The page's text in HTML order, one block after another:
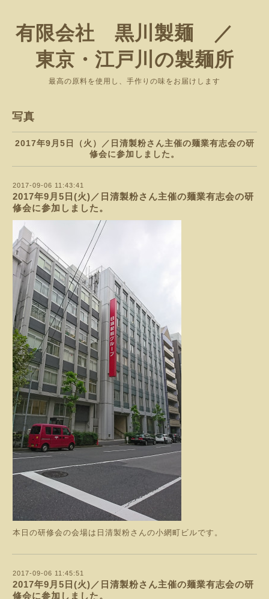
有限会社 黒川製麺 ／
東京・江戸川の製麺所
最高の原料を使用し、手作りの味をお届けします
写真
2017年9月5日（火）／日清製粉さん主催の麺業有志会の研
修会に参加しました。
2017-09-06 11:43:41
2017年9月5日(火)／日清製粉さん主催の麺業有志会の研
修会に参加しました。
本日の研修会の会場は日清製粉さんの小網町ビルです。
2017-09-06 11:45:51
2017年9月5日(火)／日清製粉さん主催の麺業有志会の研
修会に参加しました。